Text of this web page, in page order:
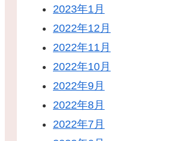
2023年1月
2022年12月
2022年11月
2022年10月
2022年9月
2022年8月
2022年7月